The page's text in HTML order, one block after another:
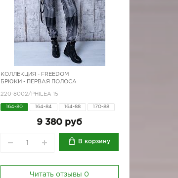
КОЛЛЕКЦИЯ - FREEDOM
БРЮКИ - ПЕРВАЯ ПОЛОСА
220-8002/PHILEA 15
164-80 164-84 164-88 170-88
9 380 руб
В корзину
Читать отзывы 0